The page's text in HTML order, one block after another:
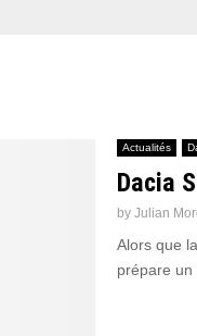
Actualités
Dacia
by Julian
Alors que
prépare un